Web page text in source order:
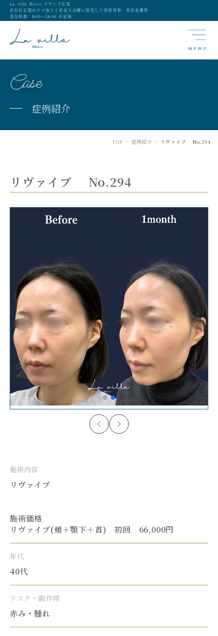
La villa Hiroo ラヴィラ広尾
渋谷区広尾のクマ取りと若返り治療に特化した美容外科・美容皮膚科
受付時間 9:00〜18:00 不定休
MENU
Case
症例紹介
TOP > 症例紹介 > リヴァイブ No.294
リヴァイブ No.294
施術内容
リヴァイブ
施術価格
リヴァイブ(頬＋顎下＋首) 初回 66,000円
年代
40代
リスク・副作用
赤み・腫れ